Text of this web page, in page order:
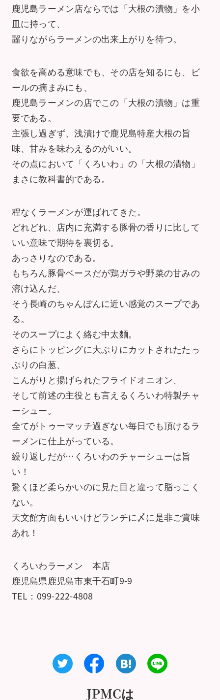
鹿児島ラーメン店ならでは「大根の漬物」を小
皿に持って、
齧りながらラーメンの出来上がりを待つ。
食欲を高める意味でも、その店を知るにも、ビ
ールの摘まみにも、
鹿児島ラーメンの店でこの「大根の漬物」は重
要である。
主張し過ぎず、浅漬けで鹿児島特産大根の旨
味、甘みを味わえるのがいい。
その点において「くろいわ」の「大根の漬物」
まさに教科書的である。
程なくラーメンが運ばれてきた。
どれどれ、店内に充満する豚骨の香りに比して
いい意味で期待を裏切る。
あっさりなのである。
もちろん豚骨ベースだが鶏ガラや野菜の甘みの
溶け込んだ、
そう長崎のちゃんぽんに近い感覚のスープであ
る。
そのスープによく絡む中太麵。
さらにトッピングに大ぶりにカットされたたっ
ぷりの白葱、
こんがりと揚げられたフライドオニオン、
そして前述の主役とも言えるくろいわ特製チャ
ーシュー。
全てがトゥーマッチ過ぎない毎日でも頂けるラ
ーメンに仕上がっている。
繰り返しだが…くろいわのチャーシューは旨
い！
驚くほど柔らかいのに見た目と違って脂っこく
ない。
天文館方面もいいけどランチに〆に是非ご賞味
あれ！
くろいわラーメン 本店
鹿児島県鹿児島市東千石町9-9
TEL：099-222-4808
JPMCは